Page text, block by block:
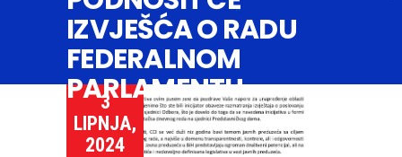
IZVJEŠĆA O RADU
FEDERALNOM
PARLAMENTU
3
LIPNJA,
2024